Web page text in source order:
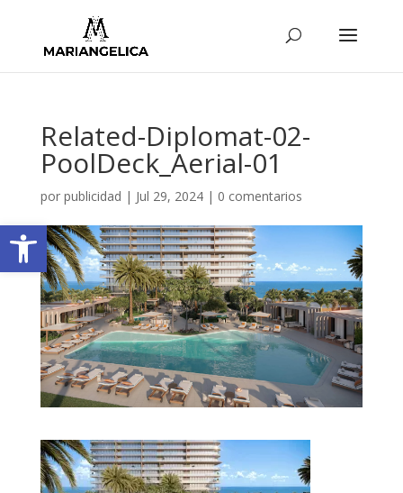
Abrir barra de herramientas
Related-Diplomat-02-
PoolDeck_Aerial-01
por publicidad | Jul 29, 2024| 0 comentarios